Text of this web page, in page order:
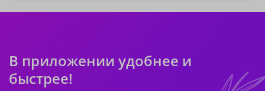
В приложении удобнее и
быстрее!